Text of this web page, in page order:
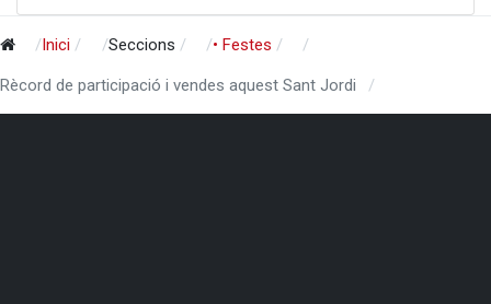
Inici Seccions • Festes
Rècord de participació i vendes aquest Sant Jordi